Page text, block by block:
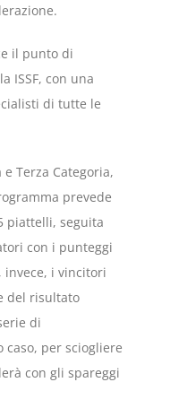
il punto di
ISSF, con una
di tutte le
e Terza Categoria,
prevede
piattelli, seguita
con i punteggi
invece, i vincitori
del risultato
di
caso, per sciogliere
con gli spareggi